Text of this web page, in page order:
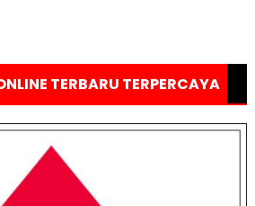
TERBARU TERPERCAYA